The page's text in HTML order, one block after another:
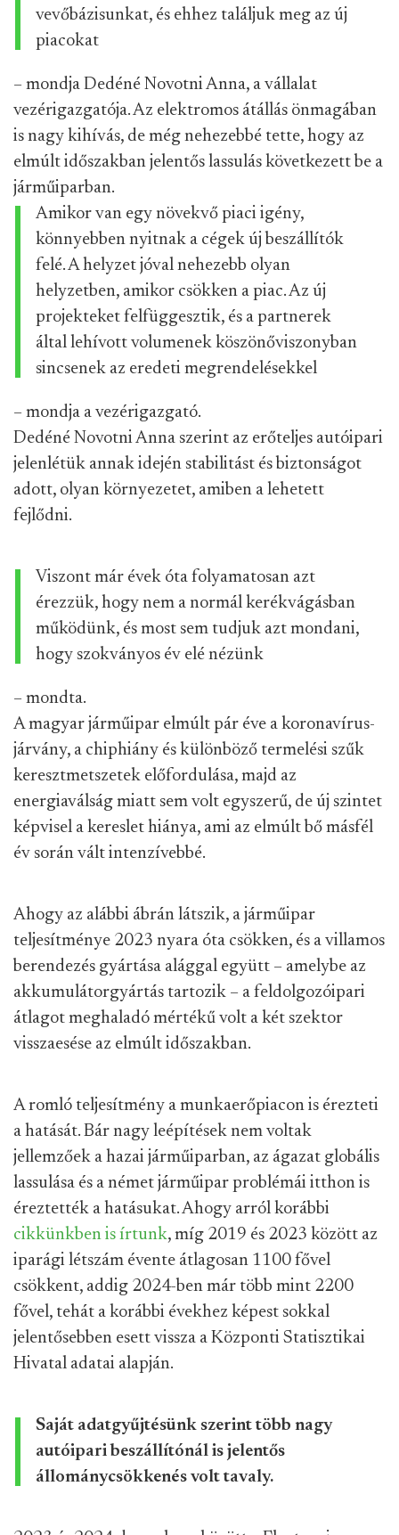
vevőbázisunkat, és ehhez találjuk meg az új
piacokat
– mondja Dedéné Novotni Anna, a vállalat
vezérigazgatója. Az elektromos átállás önmagában
is nagy kihívás, de még nehezebbé tette, hogy az
elmúlt időszakban jelentős lassulás következett be a
járműiparban.
Amikor van egy növekvő piaci igény,
könnyebben nyitnak a cégek új beszállítók
felé. A helyzet jóval nehezebb olyan
helyzetben, amikor csökken a piac. Az új
projekteket felfüggesztik, és a partnerek
által lehívott volumenek köszönőviszonyban
sincsenek az eredeti megrendelésekkel
– mondja a vezérigazgató.
Dedéné Novotni Anna szerint az erőteljes autóipari
jelenlétük annak idején stabilitást és biztonságot
adott, olyan környezetet, amiben a lehetett
fejlődni.
Viszont már évek óta folyamatosan azt
érezzük, hogy nem a normál kerékvágásban
működünk, és most sem tudjuk azt mondani,
hogy szokványos év elé nézünk
– mondta.
A magyar járműipar elmúlt pár éve a koronavírus-
járvány, a chiphiány és különböző termelési szűk
keresztmetszetek előfordulása, majd az
energiaválság miatt sem volt egyszerű, de új szintet
képvisel a kereslet hiánya, ami az elmúlt bő másfél
év során vált intenzívebbé.
Ahogy az alábbi ábrán látszik, a járműipar
teljesítménye 2023 nyara óta csökken, és a villamos
berendezés gyártása alággal együtt – amelybe az
akkumulátorgyártás tartozik – a feldolgozóipari
átlagot meghaladó mértékű volt a két szektor
visszaesése az elmúlt időszakban.
A romló teljesítmény a munkaerőpiacon is érezteti
a hatását. Bár nagy leépítések nem voltak
jellemzőek a hazai járműiparban, az ágazat globális
lassulása és a német járműipar problémái itthon is
éreztették a hatásukat. Ahogy arról korábbi
cikkünkben is írtunk, míg 2019 és 2023 között az
iparági létszám évente átlagosan 1100 fővel
csökkent, addig 2024-ben már több mint 2200
fővel, tehát a korábbi évekhez képest sokkal
jelentősebben esett vissza a Központi Statisztikai
Hivatal adatai alapján.
Saját adatgyűjtésünk szerint több nagy
autóipari beszállítónál is jelentős
állománycsökkenés volt tavaly.